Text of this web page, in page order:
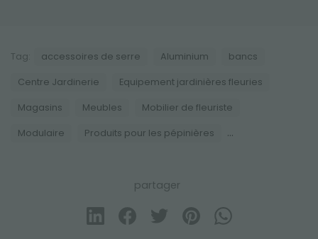
Tag: accessoires de serre Aluminium bancs
Centre Jardinerie Equipement jardinières fleuries
Magasins Meubles Mobilier de fleuriste
Modulaire Produits pour les pépinières ...
partager